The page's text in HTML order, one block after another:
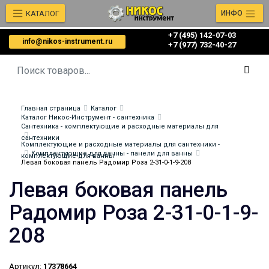
info@nikos-instrument.ru
+7 (495) 142-07-03
‎‎+7 (977) 732-40-27
КАТАЛОГ ИНФО
Главная страница
Каталог
Каталог Никос-Инструмент - сантехника
Сантехника - комплектующие и расходные материалы для
сантехники
Комплектующие и расходные материалы для сантехники -
комплектующие для ванны
Комплектующие для ванны - панели для ванны
Левая боковая панель Радомир Роза 2-31-0-1-9-208
Левая боковая панель
Радомир Роза 2-31-0-1-9-
208
Артикул: 17378664